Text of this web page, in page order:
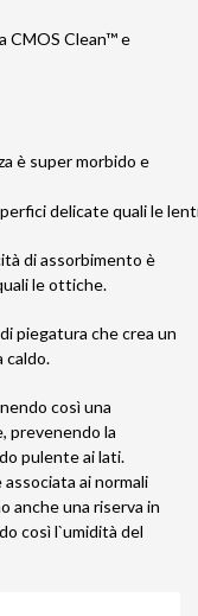
CMOS Clean™ e
è super morbido e
delicate quali le
di assorbimento è
le ottiche.
piegatura che crea un
caldo.
così una
prevenendo la
pulente ai lati.
ai normali
anche una riserva in
così l`umidità del